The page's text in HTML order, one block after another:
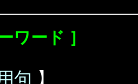
ワード ］
句 】